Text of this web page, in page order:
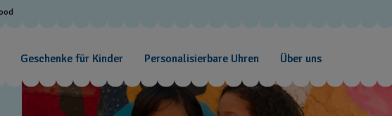
Geschenke für Kinder Personalisierbare Uhren Über uns